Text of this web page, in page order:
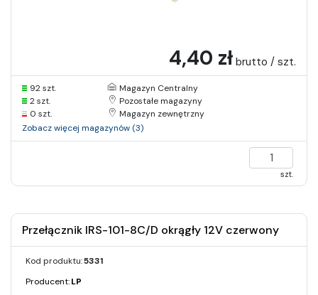
4,40 zł brutto / szt.
92 szt.
Magazyn Centralny
2 szt.
Pozostałe magazyny
0 szt.
Magazyn zewnętrzny
Zobacz więcej magazynów (3)
szt.
Przełącznik IRS-101-8C/D okrągły 12V czerwony
Kod produktu:5331
Producent:LP